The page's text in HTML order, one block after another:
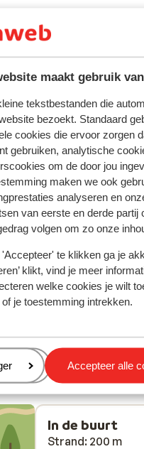
maakt gebruik
tekstbestanden die
bezoekt. Standaard
cookies die ervoor zorgen
gebruiken, analytische
om de door jou
maken we ook
analyseren en
van eerste en derde
volgen om zo onze
te klikken ga je
klikt, vind je meer
welke cookies je wilt
je toestemming intrekken.
Accepteer alle
met ons product
Gemiddeld
Ligt afgelegen,
Kamets erg
keuze en weinig
nergens in de
strand geen
savonds dan in
Ligt afgelegen,
Kamets erg
keuze en weinig
nergens in de
stran... meer
In de buurt
Strand: 200 m